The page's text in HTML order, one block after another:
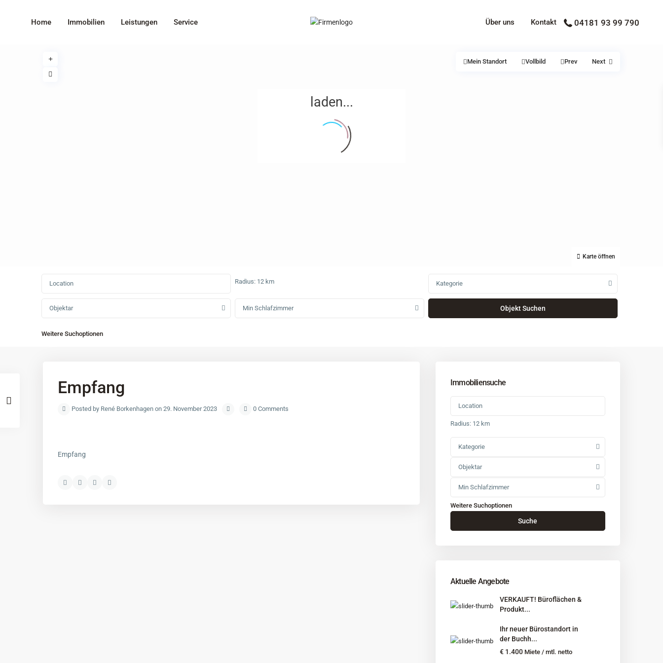
Home Immobilien Leistungen Service Über uns Kontakt 04181 93 99 790
laden...
Karte öffnen
Mein Standort Vollbild Prev Next
Radius: 12 km Kategorie
Objektar Min Schlafzimmer
Weitere Suchoptionen
Empfang
Posted by René Borkenhagen on 29. November 2023 0 Comments
Empfang
Immobiliensuche
Radius: 12 km
Kategorie
Objektar
Min Schlafzimmer
Weitere Suchoptionen
Suche
Aktuelle Angebote
VERKAUFT! Büroflächen &
Produkt...
Ihr neuer Bürostandort in
der Buchh...
€ 1.400 Miete / mtl. netto